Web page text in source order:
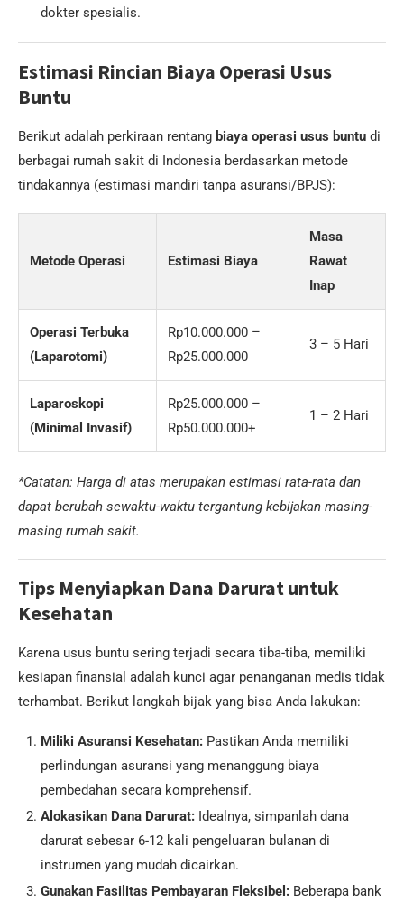
dokter spesialis.
Estimasi Rincian Biaya Operasi Usus
Buntu
Berikut adalah perkiraan rentang biaya operasi usus buntu di
berbagai rumah sakit di Indonesia berdasarkan metode
tindakannya (estimasi mandiri tanpa asuransi/BPJS):
Metode Operasi Estimasi Biaya
Masa
Rawat
Inap
Operasi Terbuka
(Laparotomi)
Rp10.000.000 –
Rp25.000.000
3 – 5 Hari
Laparoskopi
(Minimal Invasif)
Rp25.000.000 –
Rp50.000.000+
1 – 2 Hari
*Catatan: Harga di atas merupakan estimasi rata-rata dan
dapat berubah sewaktu-waktu tergantung kebijakan masing-
masing rumah sakit.
Tips Menyiapkan Dana Darurat untuk
Kesehatan
Karena usus buntu sering terjadi secara tiba-tiba, memiliki
kesiapan finansial adalah kunci agar penanganan medis tidak
terhambat. Berikut langkah bijak yang bisa Anda lakukan:
Miliki Asuransi Kesehatan: Pastikan Anda memiliki
perlindungan asuransi yang menanggung biaya
pembedahan secara komprehensif.
Alokasikan Dana Darurat: Idealnya, simpanlah dana
darurat sebesar 6-12 kali pengeluaran bulanan di
instrumen yang mudah dicairkan.
Gunakan Fasilitas Pembayaran Fleksibel: Beberapa bank